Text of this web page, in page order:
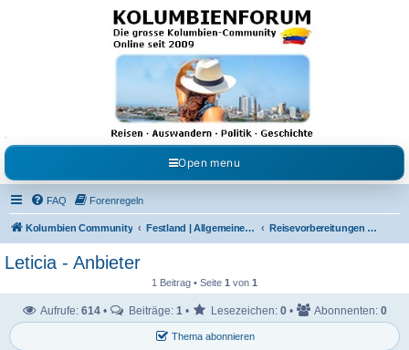
Kolumbienforum - Das
grosse Forum der
Freunde Kolumbiens
Reisen, Auswandern, Kultur, Politik, Geschichte und Visum in Kolumbien und Venezuela.
Austausch, Erfahrungen und Gemeinschaft im Kolumbienforum
Open menu
FAQ Forenregeln
Kolumbien Community Festland | Allgemeine Fragen Reisevorbereitungen & Reiseerfahrungen
Leticia - Anbieter
1 Beitrag • Seite 1 von 1
Thema abonnieren
Aufrufe: 614 • Beiträge: 1 • Lesezeichen: 0 • Abonnenten: 0